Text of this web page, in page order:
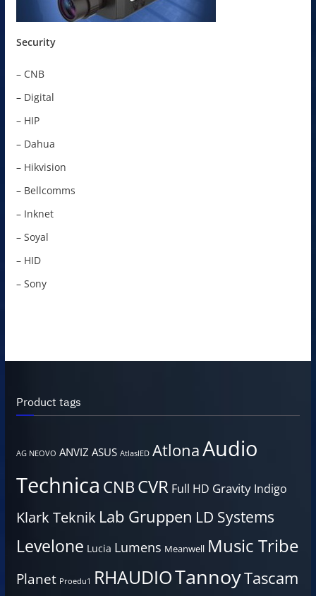
Security
– CNB
– Digital
– HIP
– Dahua
– Hikvision
– Bellcomms
– Inknet
– Soyal
– HID
– Sony
Product tags
AG NEOVO ANVIZ ASUS AtlasIED AtlonaAudio
Technica CNBCVR Full HD Gravity Indigo
Klark Teknik Lab Gruppen LD Systems
Levelone Lucia Lumens Meanwell Music Tribe
Planet Proedu1 RHAUDIOTannoyTascam